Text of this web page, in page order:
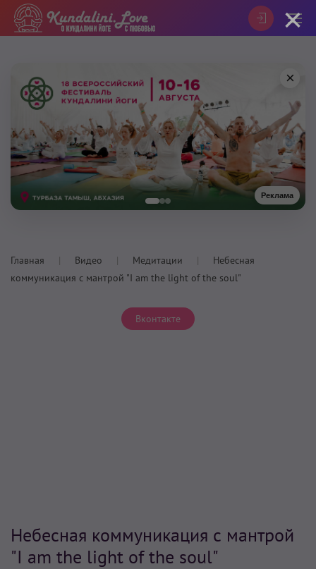
Реклама
×
Главная Видео Медитации
Небесная
коммуникация с мантрой "I am the light of the soul"
Вконтакте
Небесная коммуникация с мантрой
"I am the light of the soul"
×